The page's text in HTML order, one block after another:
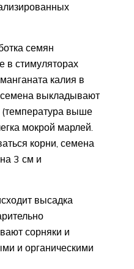
семян
в стимуляторах
калия в
выкладывают
выше
мокрой марлей.
корни, семена
3 см и
высадка
сорняки и
и органическими